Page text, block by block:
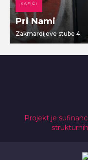
KAFIĆI
Pri Nami
Zakmardijeve stube 4
Projekt je